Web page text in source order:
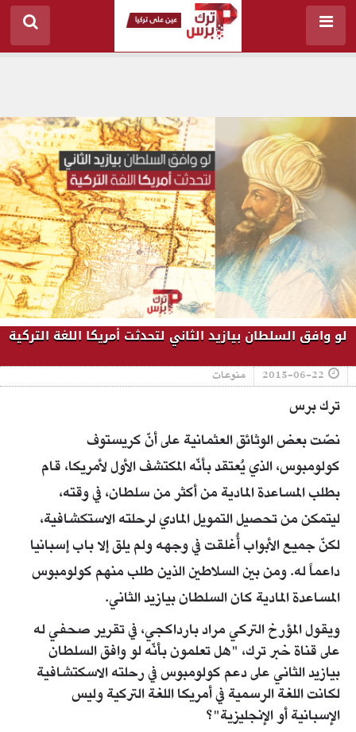
لو وافق السلطان بيازيد الثاني لتحدثت أمريكا اللغة التركية
2015-06-22 منوعات
ترك برس
نصّت بعض الوثائق العثمانية على أنّ كريستوف
كولومبوس، الذي يُعتقد بأنّه المكتشف الأول لأمريكا، قام
بطلب المساعدة المادية من أكثر من سلطان، في وقته،
ليتمكن من تحصيل التمويل المادي لرحلته الاستكشافية،
لكنّ جميع الأبواب أُغلقت في وجهه ولم يلق إلا باب إسبانيا
داعماً له. ومن بين السلاطين الذين طلب منهم كولومبوس
المساعدة المادية كان السلطان بيازيد الثاني.
ويقول المؤرخ التركي مراد بارداكجي، في تقرير صحفي له
على قناة خبر ترك، "هل تعلمون بأنّه لو وافق السلطان
بيازيد الثاني على دعم كولومبوس في رحلته الاسكتشافية
لكانت اللغة الرسمية في أمريكا اللغة التركية وليس
الإسبانية أو الإنجليزية"؟